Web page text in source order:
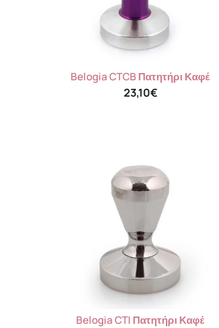
Belogia CTCB Πατητήρι Καφέ
23,10€
Belogia CTI Πατητήρι Καφέ